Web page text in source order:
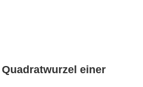
einer